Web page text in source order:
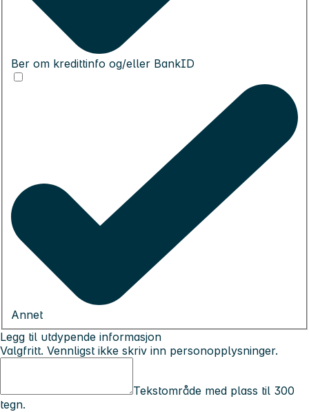
Ber om kredittinfo og/eller BankID
Annet
Legg til utdypende informasjon
Valgfritt. Vennligst ikke skriv inn personopplysninger.
Tekstområde med plass til 300
tegn.